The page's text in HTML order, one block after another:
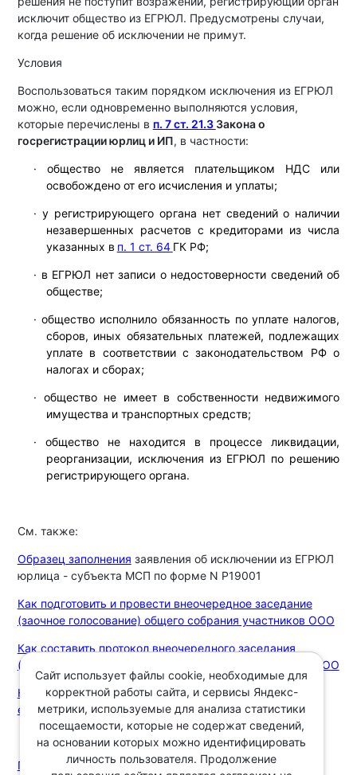
исключит общество из ЕГРЮЛ. Предусмотрены случаи,
когда решение об исключении не примут.
‎Условия
Воспользоваться таким порядком исключения из ЕГРЮЛ
можно, если одновременно выполняются условия,
которые перечислены в п. 7 ст. 21.3 Закона о
госрегистрации юрлиц и ИП, в частности:
·
общество не является плательщиком НДС или
освобождено от его исчисления и уплаты;
· у регистрирующего органа нет сведений о наличии
незавершенных расчетов с кредиторами из числа
указанных в п. 1 ст. 64 ГК РФ;
· в ЕГРЮЛ нет записи о недостоверности сведений об
обществе;
· общество исполнило обязанность по уплате налогов,
сборов, иных обязательных платежей, подлежащих
уплате в соответствии с законодательством РФ о
налогах и сборах;
· общество не имеет в собственности недвижимого
имущества и транспортных средств;
·
общество не находится в процессе ликвидации,
реорганизации, исключения из ЕГРЮЛ по решению
регистрирующего органа.
См. также:
Образец заполнения заявления об исключении из ЕГРЮЛ
юрлица - субъекта МСП по форме N Р19001
Как подготовить и провести внеочередное заседание
(заочное голосование) общего собрания участников ООО
Как составить протокол внеочередного заседания
(заочного голосования) общего собрания участников ООО
Как и в каких случаях надо удостоверять решение
единственного участника ООО
Готовое решение: Каков порядок исключения ООО -
Сайт использует файлы cookie, необходимые для
корректной работы сайта, и сервисы Яндекс-
метрики, используемые для анализа статистики
посещаемости, которые не содержат сведений,
на основании которых можно идентифицировать
личность пользователя. Продолжение